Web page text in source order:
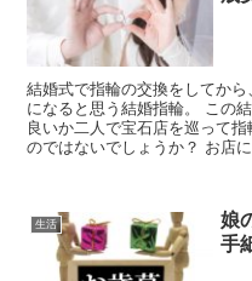
結婚式で指輪の交換をしてか
になると思う結婚指輪。 この
良いか二人で宝石店を巡って
のではないでしょうか？ お店
生活
娘
手